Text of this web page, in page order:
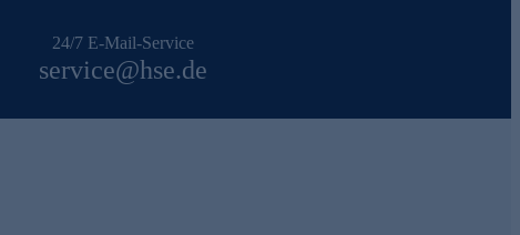
24/7 E-Mail-Service
service@hse.de